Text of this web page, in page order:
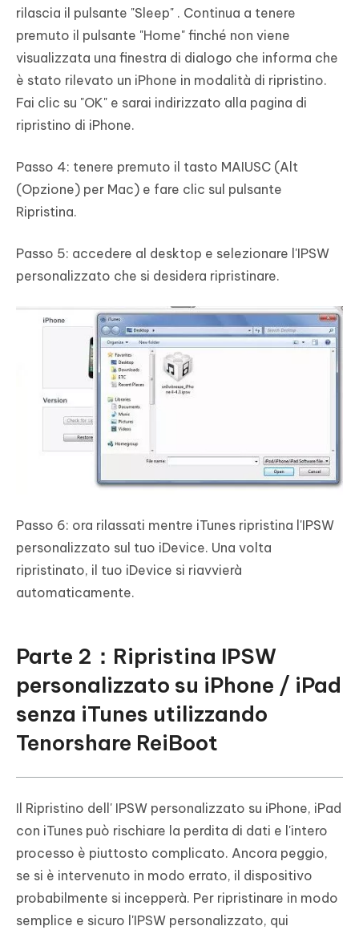
rilascia il pulsante "Sleep" . Continua a tenere
premuto il pulsante "Home" finché non viene
visualizzata una finestra di dialogo che informa che
è stato rilevato un iPhone in modalità di ripristino.
Fai clic su "OK" e sarai indirizzato alla pagina di
ripristino di iPhone.
Passo 4: tenere premuto il tasto MAIUSC (Alt
(Opzione) per Mac) e fare clic sul pulsante
Ripristina.
Passo 5: accedere al desktop e selezionare l'IPSW
personalizzato che si desidera ripristinare.
Passo 6: ora rilassati mentre iTunes ripristina l'IPSW
personalizzato sul tuo iDevice. Una volta
ripristinato, il tuo iDevice si riavvierà
automaticamente.
Parte 2：Ripristina IPSW
personalizzato su iPhone / iPad
senza iTunes utilizzando
Tenorshare ReiBoot
Il Ripristino dell' IPSW personalizzato su iPhone, iPad
con iTunes può rischiare la perdita di dati e l'intero
processo è piuttosto complicato. Ancora peggio,
se si è intervenuto in modo errato, il dispositivo
probabilmente si incepperà. Per ripristinare in modo
semplice e sicuro l'IPSW personalizzato, qui